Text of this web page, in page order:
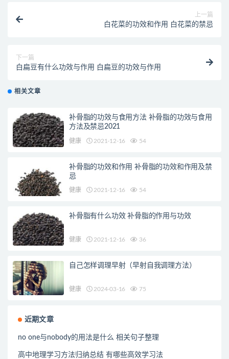
上一篇
白花菜的功效和作用 白花菜的禁忌
下一篇
白扁豆有什么功效与作用 白扁豆的功效与作用
相关文章
补骨脂的功效与食用方法 补骨脂的功效与食用
方法及禁忌2021
健康 2021-12-16 54
补骨脂的功效和作用 补骨脂的功效和作用及禁
忌
健康 2021-12-16 54
补骨脂有什么功效 补骨脂的作用与功效
健康 2021-12-16 36
自己怎样调理早射（早射自我调理方法）
健康 2024-03-16 75
近期文章
no one与nobody的用法是什么 相关句子整理
高中地理学习方法归纳总结 有哪些高效学习法